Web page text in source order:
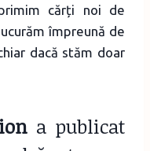
cărți noi de
împreună de
dacă stăm doar
a publicat